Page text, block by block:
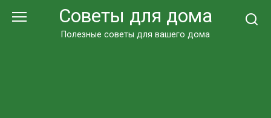
Советы для дома
Полезные советы для вашего дома